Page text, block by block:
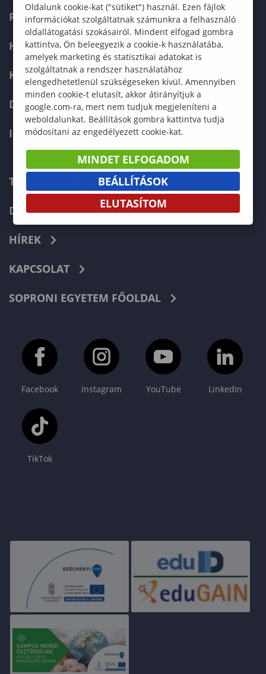
FELVÉTELIZŐKNEK
HALLGATÓKNAK
KÉPZÉSEK
DOKTORI ISKOLA
INTERNATIONAL
TELEFONKÖNYV
DOKUMENTUMOK
HÍREK
KAPCSOLAT
SOPRONI EGYETEM FŐOLDAL
Facebook Instagram YouTube LinkedIn
TikTok
Oldalunk cookie-kat ("sütiket") használ. Ezen fájlok
információkat szolgáltatnak számunkra a felhasználó
oldallátogatási szokásairól. Mindent elfogad gombra
kattintva, Ön beleegyezik a cookie-k használatába,
amelyek marketing és statisztikai adatokat is
szolgáltatnak a rendszer használatához
elengedhetetlenül szükségeseken kívül. Amennyiben
minden cookie-t elutasít, akkor átirányítjuk a
google.com-ra, mert nem tudjuk megjeleníteni a
weboldalunkat. Beállítások gombra kattintva tudja
módosítani az engedélyezett cookie-kat.
MINDET ELFOGADOM
BEÁLLÍTÁSOK
ELUTASÍTOM